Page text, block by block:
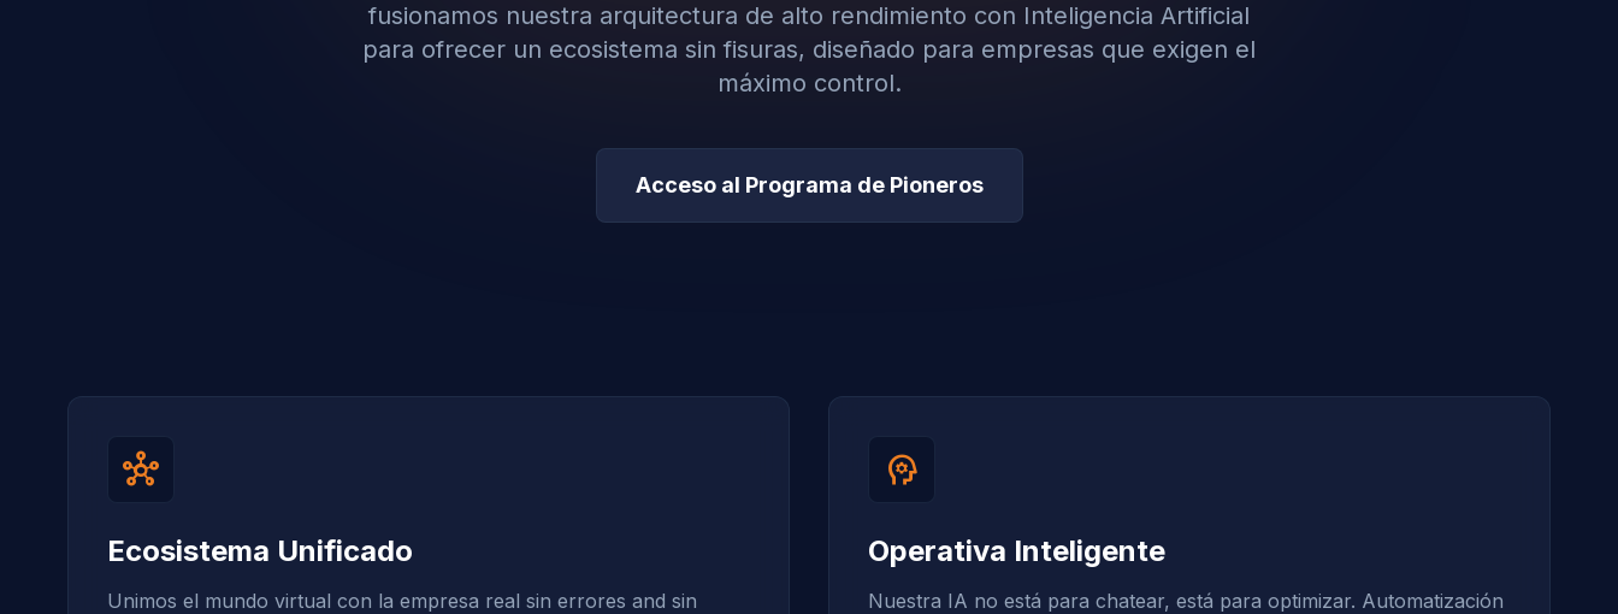
fusionamos nuestra arquitectura de alto rendimiento con Inteligencia Artificial
para ofrecer un ecosistema sin fisuras, diseñado para empresas que exigen el
máximo control.
Acceso al Programa de Pioneros
hub
Ecosistema Unificado
Unimos el mundo virtual con la empresa real sin errores and sin
psychology
Operativa Inteligente
Nuestra IA no está para chatear, está para optimizar. Automatización